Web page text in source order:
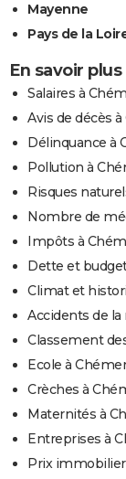
Mayenne
Pays de la
En savoir
Salaires à
Avis de décès
Délinquance à
Pollution à
Risques
Nombre de
Impôts à
Dette et
Climat et
Accidents de
Classement
Ecole à
Crèches à
Maternités à
Entreprises à
Prix